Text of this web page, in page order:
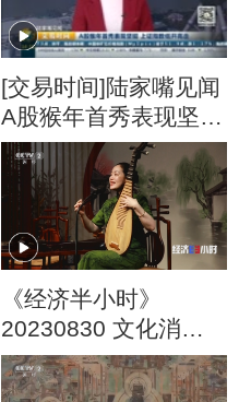
[交易时间]陆家嘴见闻
A股猴年首秀表现坚挺
上证指数低开高走
《经济半小时》
20230830 文化消
费“爆款”调研：老民俗
为何成为“老来俏”？